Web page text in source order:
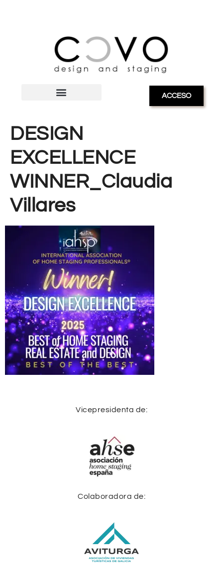
ACCESO
DESIGN
EXCELLENCE
WINNER_Claudia
Villares
Vicepresidenta de:
Colaboradora de: